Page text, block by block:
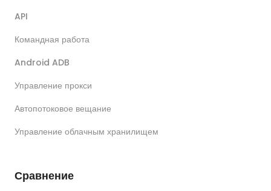
API
Командная работа
Android ADB
Управление прокси
Автопотоковое вещание
Управление облачным хранилищем
Сравнение